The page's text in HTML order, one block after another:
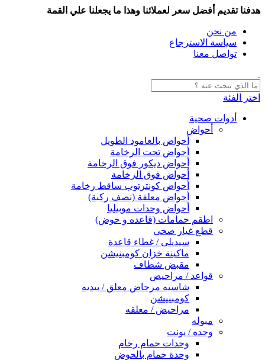
هدفنا تقديم أفضل سعر لعملائنا وهذا ما يجعلنا علي القمة
من نحن
سياسة الاسترجاع
تواصل معنا
اختر الفئة
أدوات صحية
أحواض
أحواض بالعامود الطويل
أحواض تحت الرخامة
أحواض ديكور فوق الرخامة
أحواض فوق الرخامة
أحواض كونترتوب ساقط رخامة
أحواض معلقة (نصف ركبة)
أحواض وحدات موبيليا
اطقم حمامات (قاعده و حوض)
قطع غيار صحي
سيديلى / غطاء قاعدة
ماكينة خزان كومبنيشن
مقبض شطاف
قواعد / مراحيض
شاسيه مرحاض معلق / بيديه
كومبنيشن
مراحيض / معلقه
مبوله
وحده / يونت
وحدات حمام رخام
وحدة حمام بالحوض